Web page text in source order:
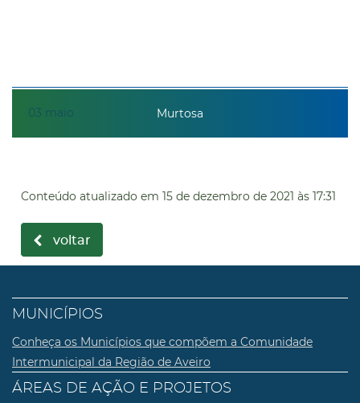
03 maio Murtosa
Conteúdo atualizado em 15 de dezembro de 2021 às 17:31
voltar
MUNICÍPIOS
Conheça os Municípios que compõem a Comunidade
Intermunicipal da Região de Aveiro
ÁREAS DE AÇÃO E PROJETOS